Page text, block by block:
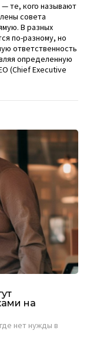
те, кого называют
совета
В разных
по-разному, но
ответственность
определенную
(Chief Executive
на
нет нужды в